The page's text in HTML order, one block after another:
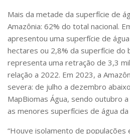
Mais da metade da superfície de
Amazônia: 62% do total nacional.
apresentou uma superfície de
hectares ou 2,8% da superfície do
representa uma retração de 3,3
relação a 2022. Em 2023, a
severa: de julho a dezembro
MapBiomas Água, sendo outubro
as menores superfícies de água
“Houve isolamento de